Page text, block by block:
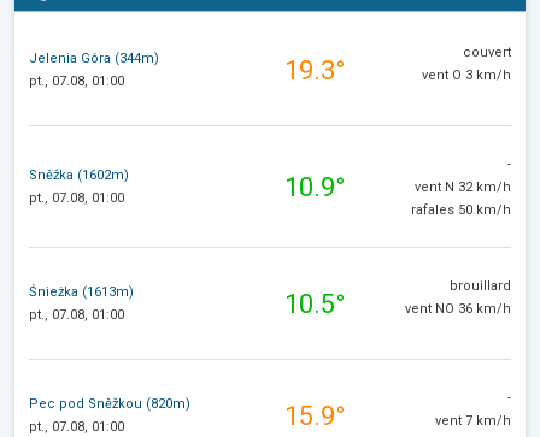
Jelenia Góra (344m)
pt., 07.08, 01:00
19.3°
couvert
vent O 3 km/h
Sněžka (1602m)
pt., 07.08, 01:00
10.9°
-
vent N 32 km/h
rafales 50 km/h
Śnieżka (1613m)
pt., 07.08, 01:00
10.5°
brouillard
vent NO 36 km/h
Pec pod Sněžkou (820m)
pt., 07.08, 01:00
15.9°
-
vent 7 km/h